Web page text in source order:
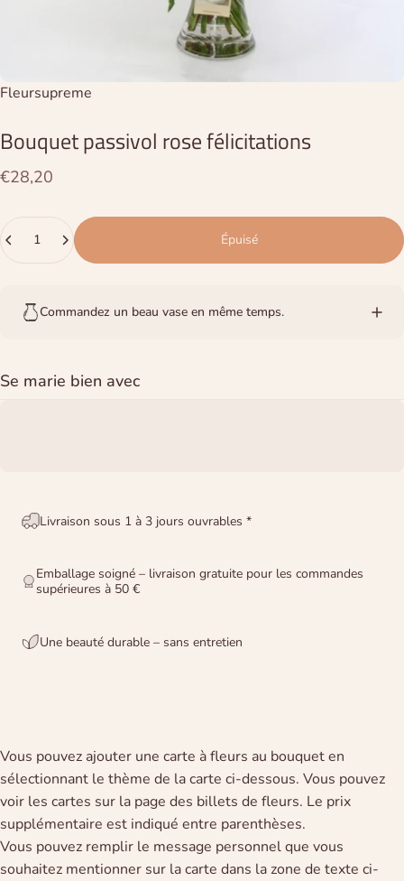
Distributeur:
Fleursupreme
Bouquetpassivol rosefélicitations
€28,20
Épuisé
Commandez un beau vase en même temps.
Se marie bien avec
Livraison sous 1 à 3 jours ouvrables *
Emballage soigné – livraison gratuite pour les commandes
supérieures à 50 €
Une beauté durable – sans entretien
Vous pouvez ajouter une carte à fleurs au bouquet en
sélectionnant le thème de la carte ci-dessous. Vous pouvez
voir les cartes sur la page des billets de fleurs. Le prix
supplémentaire est indiqué entre parenthèses.
Vous pouvez remplir le message personnel que vous
souhaitez mentionner sur la carte dans la zone de texte ci-